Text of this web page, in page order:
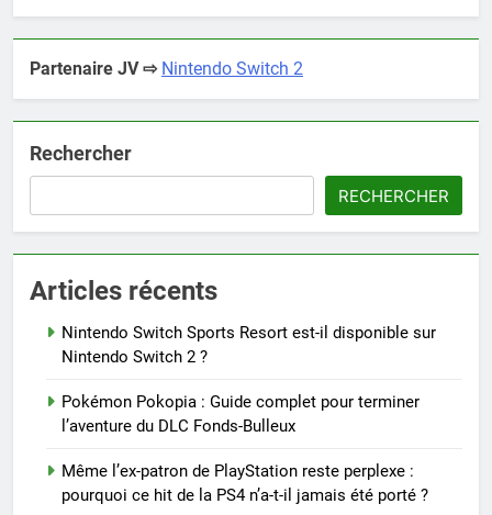
Partenaire JV ⇨ Nintendo Switch 2
Rechercher
RECHERCHER
Articles récents
Nintendo Switch Sports Resort est-il disponible sur
Nintendo Switch 2 ?
Pokémon Pokopia : Guide complet pour terminer
l’aventure du DLC Fonds-Bulleux
Même l’ex-patron de PlayStation reste perplexe :
pourquoi ce hit de la PS4 n’a-t-il jamais été porté ?